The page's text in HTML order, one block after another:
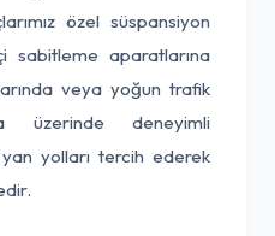
özel süspansiyon
sabitleme aparatlarına
veya yoğun trafik
deneyimli
yolları tercih ederek